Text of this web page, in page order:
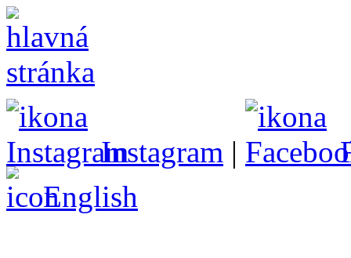
Instagram |
English